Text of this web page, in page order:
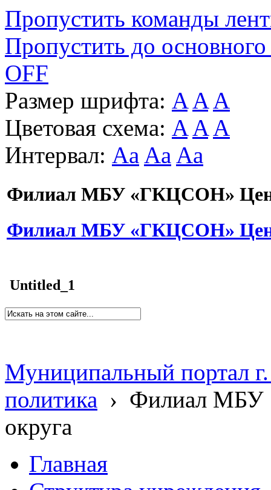
Пропустить команды
Пропустить до основного
OFF
Размер шрифта: A A A
Цветовая схема: A A A
Интервал: Aa Aa Aa
Филиал МБУ «ГКЦСОН»
Филиал МБУ «ГКЦСОН»
Untitled_1
Муниципальный портал
политика › Филиал МБУ
округа
Главная